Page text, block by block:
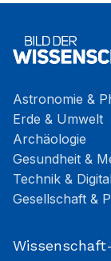
Astronomie &
Erde & Umwelt
Archäologie
Gesundheit &
Technik &
Gesellschaft &